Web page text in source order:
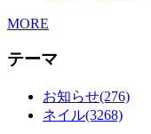
MORE
テーマ
お知らせ(276)
ネイル(3268)